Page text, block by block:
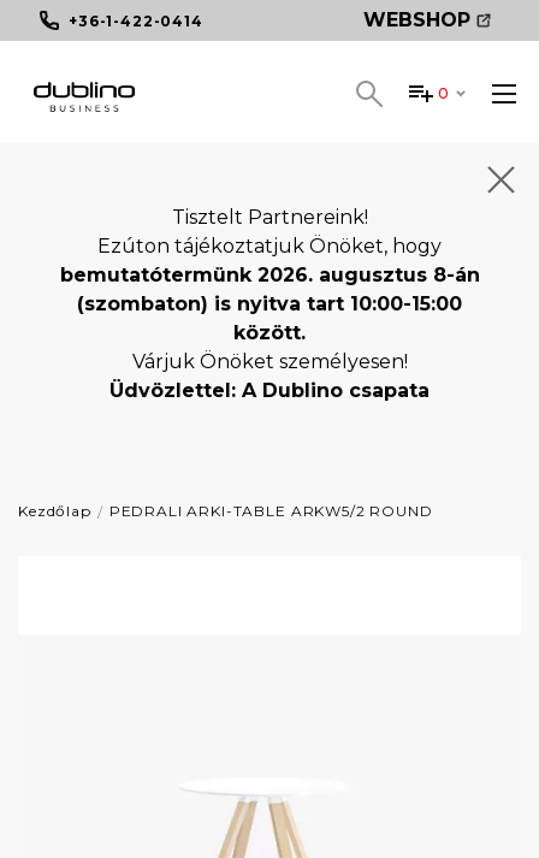
+36-1-422-0414 WEBSHOP
0
Tisztelt Partnereink!
Ezúton tájékoztatjuk Önöket, hogy
bemutatótermünk 2026. augusztus 8-án
(szombaton) is nyitva tart 10:00-15:00
között.
Várjuk Önöket személyesen!
Üdvözlettel: A Dublino csapata
Kezdőlap PEDRALI ARKI-TABLE ARKW5/2 ROUND